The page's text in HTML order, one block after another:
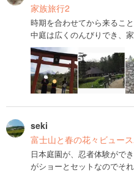
家族旅行2
時期を合わせてから来るこ
中庭は広くのんびりでき、
seki
富士山と春の花々ビュー
日本庭園が、忍者体験がで
がショーとセットなのでそ